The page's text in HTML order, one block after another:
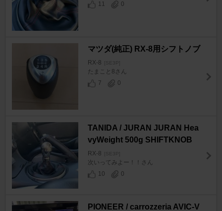
11
0
マツダ(純正) RX-8用シフトノブ
RX-8
たまこと8さん
7
0
TANIDA / JURAN JURAN Hea
vyWeight 500g SHIFTKNOB
RX-8
次いってみよー！！さん
10
0
PIONEER / carrozzeria AVIC-V